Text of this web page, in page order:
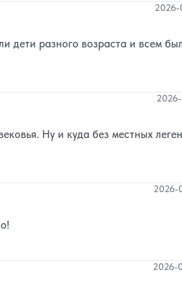
2026-
дети разного возраста и всем
2026-
Ну и куда без местных
2026-
2026-